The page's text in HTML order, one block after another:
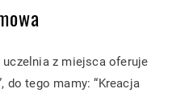
z miejsca oferuje
do tego mamy: “Kreacja